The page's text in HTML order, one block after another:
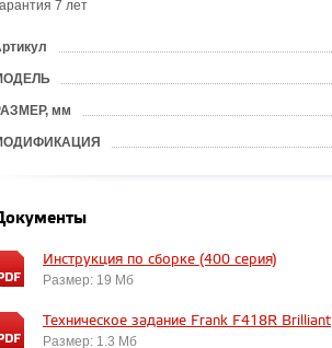
7 лет
мм
Инструкция по сборке (400 серия)
Размер: 19 Мб
Техническое задание Frank F418R Brilliant
Размер: 1.3 Мб